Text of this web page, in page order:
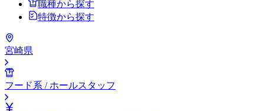
職種から探す
特徴から探す
宮崎県
フード系 / ホールスタッフ